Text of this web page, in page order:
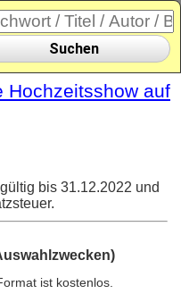
Suchen
Hochzeitsshow auf
bis 31.12.2022 und
ist kostenlos.